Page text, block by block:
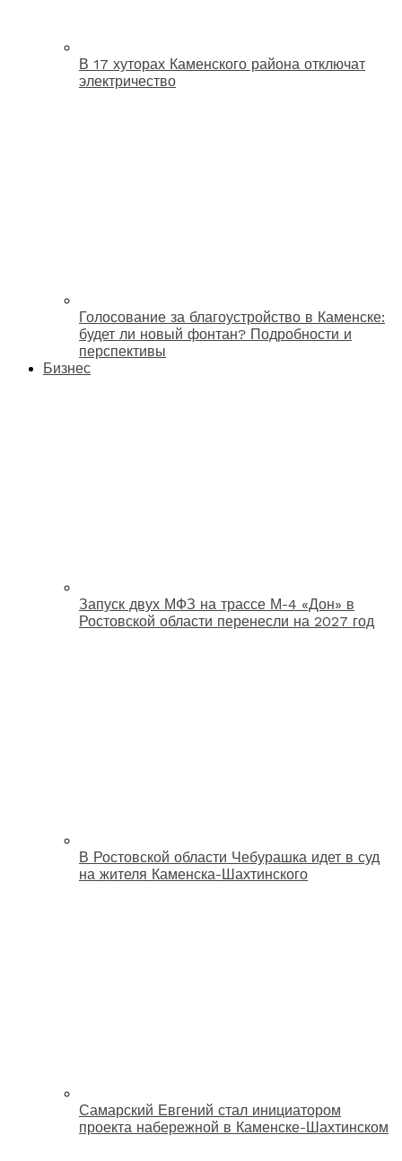
В 17 хуторах Каменского района отключат
электричество
Голосование за благоустройство в Каменске:
будет ли новый фонтан? Подробности и
перспективы
Бизнес
Запуск двух МФЗ на трассе М-4 «Дон» в
Ростовской области перенесли на 2027 год
В Ростовской области Чебурашка идет в суд
на жителя Каменска-Шахтинского
Самарский Евгений стал инициатором
проекта набережной в Каменске-Шахтинском